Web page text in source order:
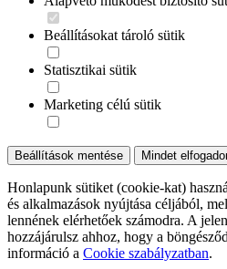
Beállításokat tároló sütik
Statisztikai sütik
Marketing célú sütik
Beállítások mentése Mindet
Honlapunk sütiket (cookie-kat)
és alkalmazások nyújtása céljából,
lennének elérhetőek számodra. A
hozzájárulsz ahhoz, hogy a
információ a Cookie szabályzatban.